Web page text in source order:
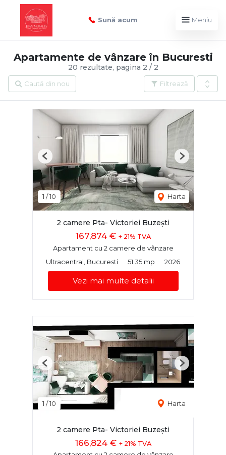
Sună acum Meniu
20 rezultate, pagina 2 / 2
Apartamente de vânzare în Bucuresti
Filtrează
Caută din nou
1 /10 Harta
Previous Next
2 camere Pta- Victoriei Buzești
167,874 € + 21% TVA
Apartament cu 2 camere de vânzare
Ultracentral, Bucuresti
51.35 mp 2026
Vezi mai multe detalii
1 /10 Harta
Previous Next
2 camere Pta- Victoriei Buzești
166,824 € + 21% TVA